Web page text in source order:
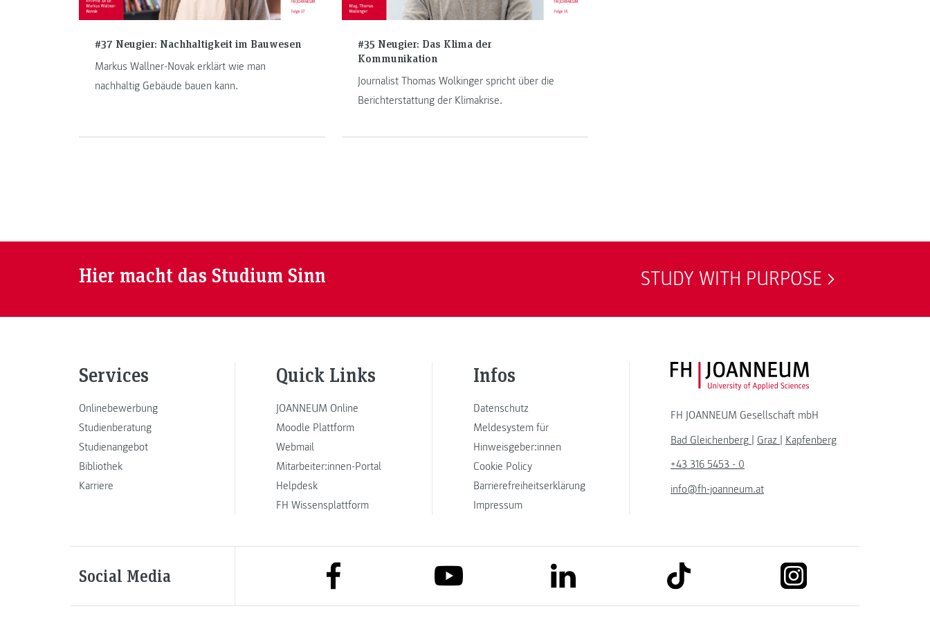
#37 Neugier: Nachhaltigkeit im Bauwesen
Markus Wallner-Novak erklärt wie man
nachhaltig Gebäude bauen kann.
#35 Neugier: Das Klima der
Kommunikation
Journalist Thomas Wolkinger spricht über die
Berichterstattung der Klimakrise.
Hier macht das Studium Sinn STUDY WITH PURPOSE
Services
Onlinebewerbung
Studienberatung
Studienangebot
Bibliothek
Karriere
Quick Links
JOANNEUM Online
Moodle Plattform
Webmail
Mitarbeiter:innen-Portal
Helpdesk
FH Wissensplattform
Infos
Datenschutz
Meldesystem für
Hinweisgeber:innen
Cookie Policy
Barrierefreiheitserklärung
Impressum
FH JOANNEUM Logo
FH JOANNEUM Gesellschaft mbH
Bad Gleichenberg | Graz | Kapfenberg
+43 316 5453 - 0
info@fh-joanneum.at
Social Media link to facebook link to youtube link to linkedin link to tiktok